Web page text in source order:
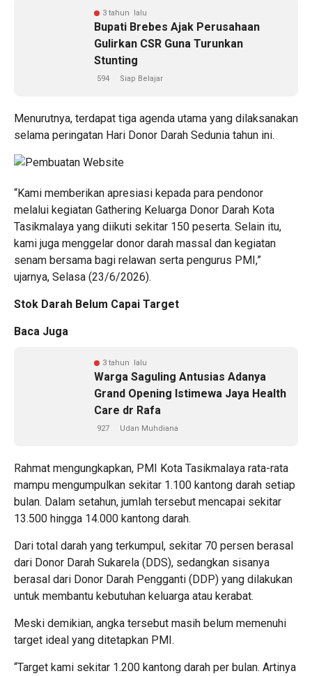
3 tahun lalu
Bupati Brebes Ajak Perusahaan
Gulirkan CSR Guna Turunkan
Stunting
594 Siap Belajar
Menurutnya, terdapat tiga agenda utama yang dilaksanakan
selama peringatan Hari Donor Darah Sedunia tahun ini.
“Kami memberikan apresiasi kepada para pendonor
melalui kegiatan Gathering Keluarga Donor Darah Kota
Tasikmalaya yang diikuti sekitar 150 peserta. Selain itu,
kami juga menggelar donor darah massal dan kegiatan
senam bersama bagi relawan serta pengurus PMI,”
ujarnya, Selasa (23/6/2026).
Stok Darah Belum Capai Target
Baca Juga
3 tahun lalu
Warga Saguling Antusias Adanya
Grand Opening Istimewa Jaya Health
Care dr Rafa
927 Udan Muhdiana
Rahmat mengungkapkan, PMI Kota Tasikmalaya rata-rata
mampu mengumpulkan sekitar 1.100 kantong darah setiap
bulan. Dalam setahun, jumlah tersebut mencapai sekitar
13.500 hingga 14.000 kantong darah.
Dari total darah yang terkumpul, sekitar 70 persen berasal
dari Donor Darah Sukarela (DDS), sedangkan sisanya
berasal dari Donor Darah Pengganti (DDP) yang dilakukan
untuk membantu kebutuhan keluarga atau kerabat.
Meski demikian, angka tersebut masih belum memenuhi
target ideal yang ditetapkan PMI.
“Target kami sekitar 1.200 kantong darah per bulan. Artinya